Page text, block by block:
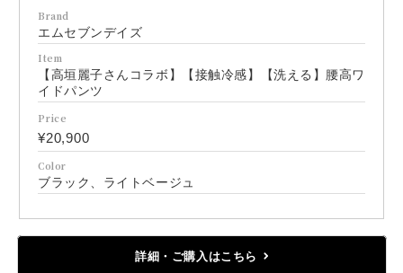
Brand
エムセブンデイズ
Item
【高垣麗子さんコラボ】【接触冷感】【洗える】腰高ワ
イドパンツ
Price
¥20,900
Color
ブラック、ライトベージュ
詳細・ご購入はこちら